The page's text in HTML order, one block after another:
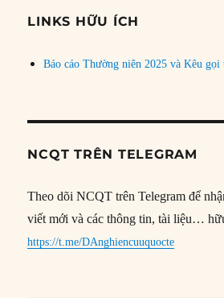
đề
LINKS HỮU ÍCH
Báo cáo Thường niên 2025 và Kêu
NCQT TRÊN TELEGRAM
Theo dõi NCQT trên Telegram để
viết mới và các thông tin, tài liệu…
https://t.me/DAnghiencuuquocte